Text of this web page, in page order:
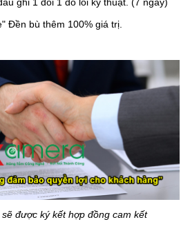
Đền bù thêm 100% giá trị.
sẽ được ký kết hợp đồng cam kết